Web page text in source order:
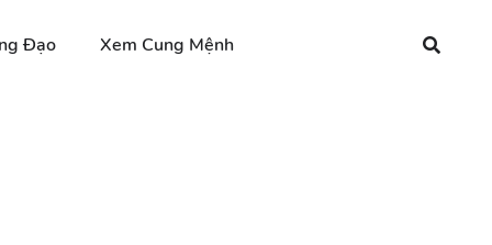
Đạo Xem Cung Mệnh